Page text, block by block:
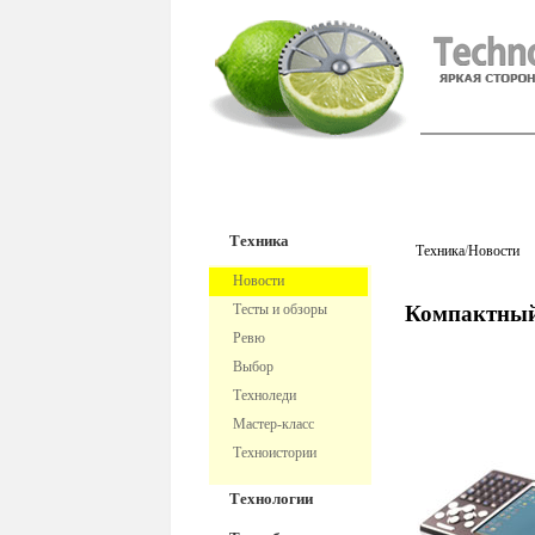
Техника
Новости
Тесты и обзоры
Ревю
Выбор
Техноледи
Мастер-класс
Техноистории
Технологии
Техника/Новости